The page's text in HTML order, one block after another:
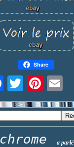
Share
chrome a parlé